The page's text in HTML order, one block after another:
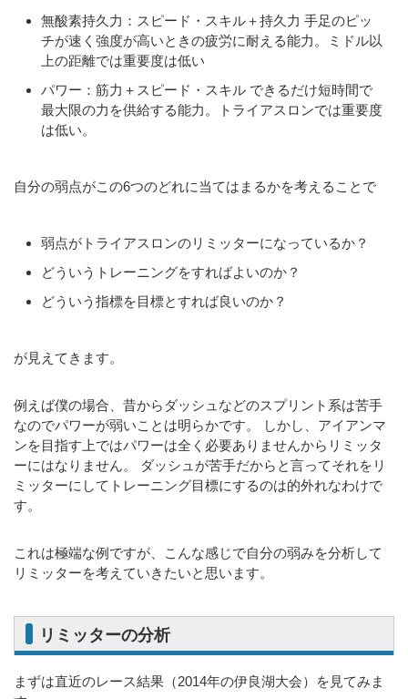
無酸素持久力：スピード・スキル＋持久力 手足のピッ
チが速く強度が高いときの疲労に耐える能力。ミドル以
上の距離では重要度は低い
パワー：筋力＋スピード・スキル できるだけ短時間で
最大限の力を供給する能力。トライアスロンでは重要度
は低い。
自分の弱点がこの6つのどれに当てはまるかを考えることで
弱点がトライアスロンのリミッターになっているか？
どういうトレーニングをすればよいのか？
どういう指標を目標とすれば良いのか？
が見えてきます。
例えば僕の場合、昔からダッシュなどのスプリント系は苦手
なのでパワーが弱いことは明らかです。 しかし、アイアンマ
ンを目指す上ではパワーは全く必要ありませんからリミッタ
ーにはなりません。 ダッシュが苦手だからと言ってそれをリ
ミッターにしてトレーニング目標にするのは的外れなわけで
す。
これは極端な例ですが、こんな感じで自分の弱みを分析して
リミッターを考えていきたいと思います。
リミッターの分析
まずは直近のレース結果（2014年の伊良湖大会）を見てみま